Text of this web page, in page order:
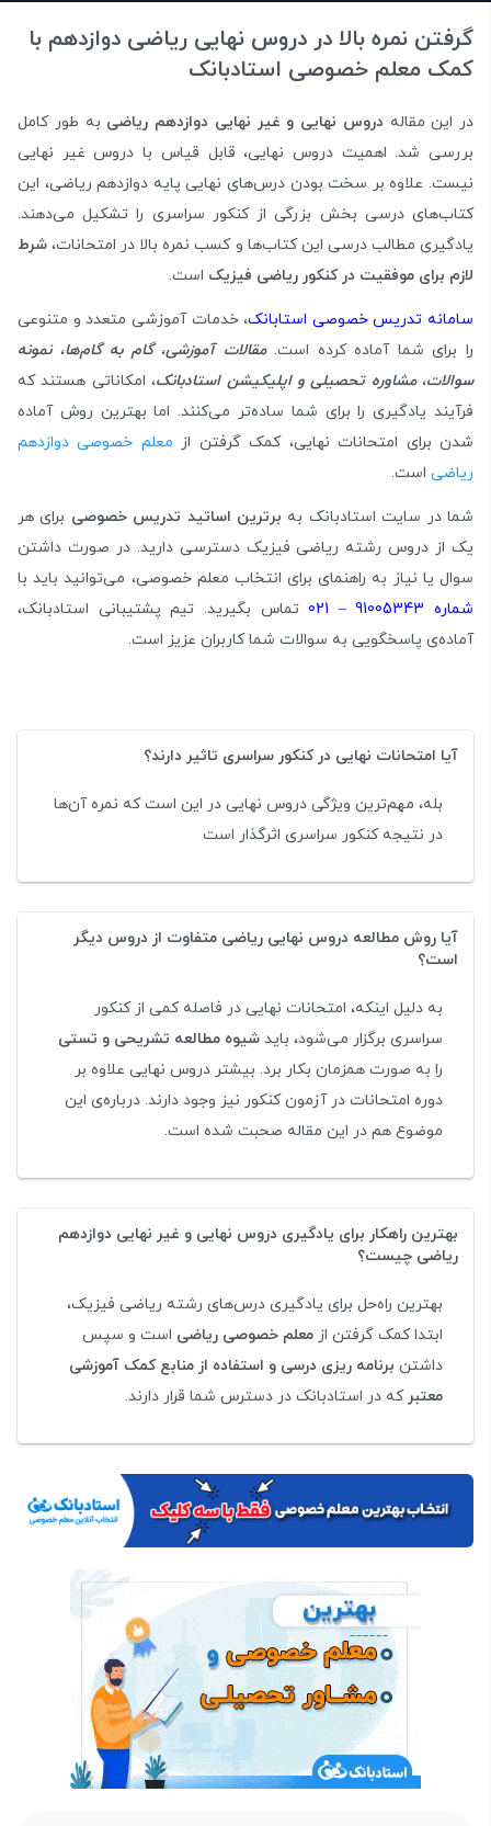
گرفتن نمره بالا در دروس نهایی ریاضی دوازدهم با
کمک معلم خصوصی استادبانک
در این مقاله دروس نهایی و غیر نهایی دوازدهم ریاضی به طور کامل
بررسی شد. اهمیت دروس نهایی، قابل قیاس با دروس غیر نهایی
نیست. علاوه بر سخت بودن درس‌های نهایی پایه دوازدهم ریاضی، این
کتاب‌های درسی بخش بزرگی از کنکور سراسری را تشکیل می‌دهند.
یادگیری مطالب درسی این کتاب‌ها و کسب نمره بالا در امتحانات، شرط
لازم برای موفقیت در کنکور ریاضی فیزیک است.
سامانه تدریس خصوصی استابانک، خدمات آموزشی متعدد و متنوعی
را برای شما آماده کرده است.مقالات آموزشی، گام به گام‌ها، نمونه
سوالات، مشاوره تحصیلی و اپلیکیشن استادبانک، امکاناتی هستند که
فرآیند یادگیری را برای شما ساده‌تر می‌کنند. اما بهترین روش آماده
شدن برای امتحانات نهایی، کمک گرفتن از معلم خصوصی دوازدهم
ریاضی است.
شما در سایت استادبانک به برترین اساتید تدریس خصوصی برای هر
یک از دروس رشته ریاضی فیزیک دسترسی دارید. در صورت داشتن
سوال یا نیاز به راهنمای برای انتخاب معلم خصوصی، می‌توانید باید با
شماره 91005343 – 021
تماس بگیرید. تیم پشتیبانی استادبانک،
آماده‌ی پاسخگویی به سوالات شما کاربران عزیز است.
آیا امتحانات نهایی در کنکور سراسری تاثیر دارند؟
بله، مهم‌ترین ویژگی دروس نهایی در این است که نمره‌ آن‌ها
در نتیجه‌ کنکور سراسری اثرگذار است
آیا روش مطالعه دروس نهایی ریاضی متفاوت از دروس دیگر
است؟
به دلیل اینکه، امتحانات نهایی در فاصله کمی از کنکور
سراسری برگزار می‌شود، باید شیوه‌ مطالعه تشریحی و تستی
را به صورت همزمان بکار برد. بیشتر دروس نهایی علاوه بر
دوره امتحانات در آزمون کنکور نیز وجود دارند. درباره‌ی این
موضوع هم در این مقاله صحبت شده است.
بهترین راهکار برای یادگیری دروس نهایی و غیر نهایی دوازدهم
ریاضی چیست؟
بهترین راه‌حل برای یادگیری درس‌های رشته ریاضی فیزیک،
ابتدا کمک گرفتن از معلم خصوصی ریاضی است و سپس
داشتن برنامه ریزی درسی و استفاده از منابع کمک آموزشی
معتبر که در استادبانک در دسترس شما قرار دارند.